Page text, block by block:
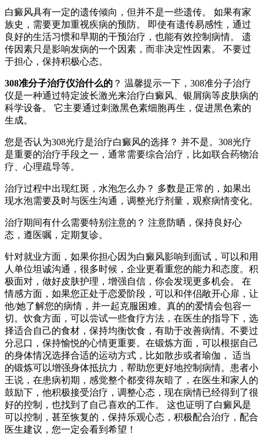
白癜风具有一定的遗传倾向，但并不是一些遗传。 如果有家
族史，需要更加重视疾病的预防。 即使有遗传易感性，通过
良好的生活习惯和早期的干预治疗，也能有效控制病情。 遗
传因素只是影响发病的一个因素，而非决定性因素。 不要过
于担心，保持积极心态。
308准分子治疗仪治什么的 ？ 温馨提示一下，308准分子治疗
仪是一种通过特定波长激光来治疗白癜风、银屑病等皮肤病的
科学设备。 它主要通过刺激黑色素细胞再生，促进黑色素的
生成。
您是否认为308光疗是治疗白癜风的选择？ 并不是。308光疗
是重要的治疗手段之一，通常需要综合治疗，比如联合药物治
疗、心理疏导等。
治疗过程中出现红斑，水泡怎么办？ 多数是正常的，如果出
现水泡需要及时与医生沟通，调整光疗剂量，观察病情变化。
治疗期间有什么需要特别注意的？ 注意防晒，保持良好心
态，遵医嘱，定期复诊。
针对就业方面，如果你担心因为白癜风影响到面试，可以和用
人单位坦诚沟通，很多时候，企业更看重您的能力和态度。积
极面对，做好皮肤护理，增强自信，你会发现更多机会。 在
情感方面，如果您正处于恋爱阶段，可以和伴侣敞开心扉，让
他/她了解您的病情，并一起克服困难。真的的爱情会包容一
切。饮食方面，可以尝试一些食疗方法，在医生的指导下，选
择适合自己的食材，保持均衡饮食，有助于改善病情。不要过
分忌口，保持愉悦的心情更重要。在锻炼方面，可以根据自己
的身体情况选择合适的运动方式，比如散步或者瑜伽， 适当
的锻炼可以增强身体抵抗力，帮助您更好地控制病情。患者小
王说，在患病初期，感觉整个都变得灰暗了，在医生和家人的
鼓励下，他积极接受治疗，调整心态，现在病情已经得到了很
好的控制，也找到了自己喜欢的工作。 这也证明了白癜风是
可以控制，甚至恢复的，保持乐观心态，积极配合治疗，配合
医生建议，您一定会看到希望！